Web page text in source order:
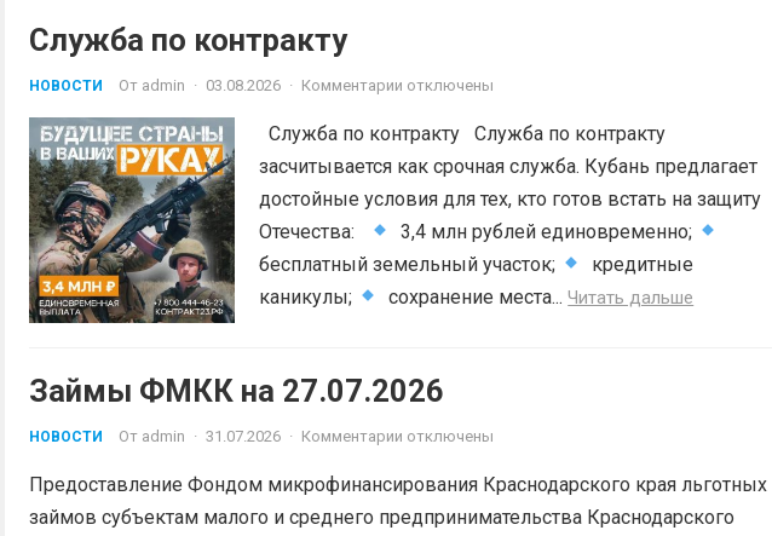
Служба по контракту
НОВОСТИ От admin · 03.08.2026 · Комментарии отключены
Служба по контракту Служба по контракту
засчитывается как срочная служба. Кубань предлагает
достойные условия для тех, кто готов встать на защиту
Отечества:
3,4 млн рублей единовременно;
бесплатный земельный участок;
кредитные
каникулы;
сохранение места...Читать дальше
Займы ФМКК на 27.07.2026
НОВОСТИ От admin · 31.07.2026 · Комментарии отключены
Предоставление Фондом микрофинансирования Краснодарского края льготных
займов субъектам малого и среднего предпринимательства Краснодарского